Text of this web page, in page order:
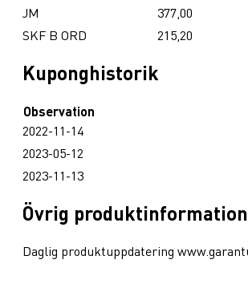
JM
377,00
SKF B ORD
215,20
Kuponghistorik
Observation
2022-11-14
2023-05-12
2023-11-13
Övrig produktinformation
Daglig produktuppdatering